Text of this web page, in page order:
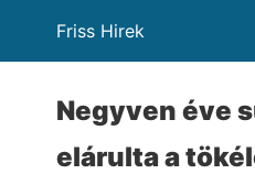
Friss Hirek
Negyven éve
elárulta a